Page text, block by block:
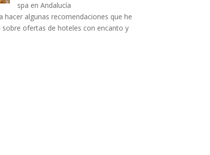
spa en Andalucía
hacer algunas recomendaciones que he
sobre ofertas de hoteles con encanto y